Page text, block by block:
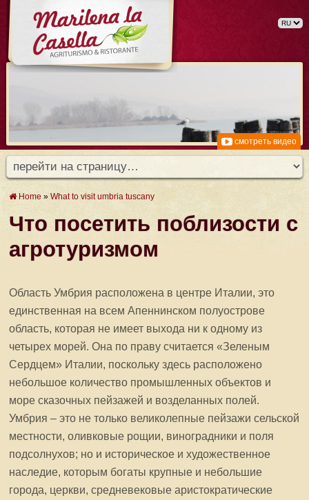
смотреть видео
Home »What to visit umbria tuscany
Что посетить поблизости с
агротуризмом
Область Умбрия расположена в центре Италии, это
единственная на всем Апеннинском полуострове
область, которая не имеет выхода ни к одному из
четырех морей. Она по праву считается «Зеленым
Сердцем» Италии, поскольку здесь расположено
небольшое количество промышленных объектов и
море сказочных пейзажей и возделанных полей.
Умбрия – это не только великолепные пейзажи сельской
местности, оливковые рощии, виноградники и поля
подсолнухов; но и историческое и художественное
наследие, которым богаты крупные и небольшие
города, церкви, средневековые аристократические